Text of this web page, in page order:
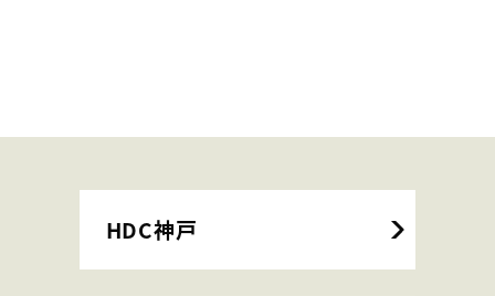
HDC神戸